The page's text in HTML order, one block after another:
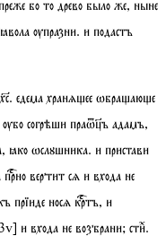
ѹпразни. и подастъ
едема хранѧее ѡбрааюе
ѹбо согрѣши праѿъ адамъ,
ꙗко ѡслꙋшника. и пристави
вертит сѧ и входа не
прїиде носѧ кртъ, и
v] и входа не возбрани;стиⷯ.